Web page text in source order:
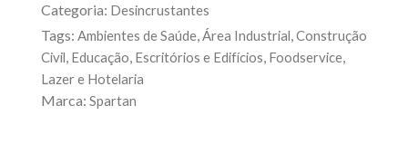
Categoria: Desincrustantes
Tags: Ambientes de Saúde, Área Industrial Construção
Civil Educação Escritórios e Edifícios Foodservice,
Lazer e Hotelaria
Marca: Spartan